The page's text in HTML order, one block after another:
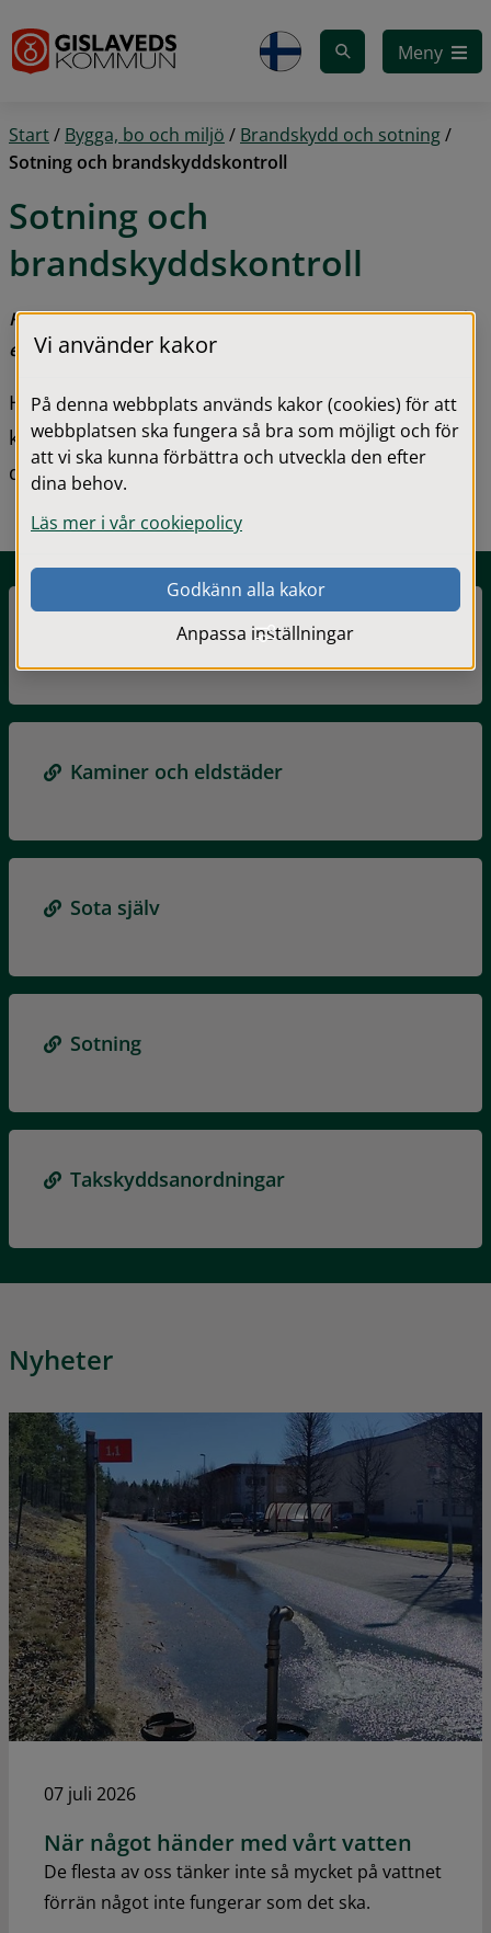
Meny
Start/ Bygga, bo och miljö / Brandskydd och sotning/
Sotning och brandskyddskontroll
Sotning och
brandskyddskontroll
För närvarnade (maj) har vi längre handläggninsgtid på
egen sotning/annan utförare.
Här har vi samlat allt du behöver veta om sotning,
kaminer och eldstäder. Även viktig information om
du vill sota själv och om brandskyddskontroller.
Brandskyddskontroll
Kaminer och eldstäder
Sota själv
Sotning
Takskyddsanordningar
Nyheter
07 juli 2026
När något händer med vårt vatten
De flesta av oss tänker inte så mycket på vattnet
förrän något inte fungerar som det ska.
Vi använder kakor
På denna webbplats används kakor (cookies) för att
webbplatsen ska fungera så bra som möjligt och för
att vi ska kunna förbättra och utveckla den efter
dina behov.
Läs mer i vår cookiepolicy
Godkänn alla kakor
Anpassa inställningar